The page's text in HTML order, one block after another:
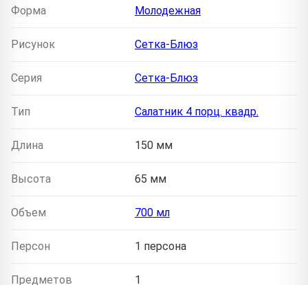
Форма Молодежная
Рисунок Сетка-Блюз
Серия Сетка-Блюз
Тип Салатник 4 порц. квадр.
Длина 150 мм
Высота 65 мм
Объем 700 мл
Персон 1 персона
Предметов 1